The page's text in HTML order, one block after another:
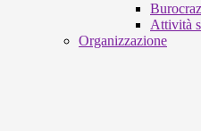
Attività
Organizzazione